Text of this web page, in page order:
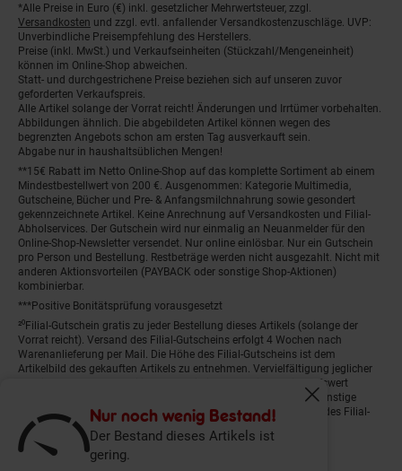
Nur noch wenig Bestand!
Der Bestand dieses Artikels ist
gering.
Fenster
Fußnoten
*Alle Preise in Euro (€) inkl. gesetzlicher Mehrwertsteuer, zzgl.
Versandkosten und zzgl. evtl. anfallender Versandkostenzuschläge. UVP:
Unverbindliche Preisempfehlung des Herstellers.
Preise (inkl. MwSt.) und Verkaufseinheiten (Stückzahl/Mengeneinheit)
können im Online-Shop abweichen.
Statt- und durchgestrichene Preise beziehen sich auf unseren zuvor
geforderten Verkaufspreis.
Alle Artikel solange der Vorrat reicht! Änderungen und Irrtümer vorbehalten.
Abbildungen ähnlich. Die abgebildeten Artikel können wegen des
begrenzten Angebots schon am ersten Tag ausverkauft sein.
Abgabe nur in haushaltsüblichen Mengen!
**15€ Rabatt im Netto Online-Shop auf das komplette Sortiment ab einem
Mindestbestellwert von 200 €. Ausgenommen: Kategorie Multimedia,
Gutscheine, Bücher und Pre- & Anfangsmilchnahrung sowie gesondert
gekennzeichnete Artikel. Keine Anrechnung auf Versandkosten und Filial-
Abholservices. Der Gutschein wird nur einmalig an Neuanmelder für den
Online-Shop-Newsletter versendet. Nur online einlösbar. Nur ein Gutschein
pro Person und Bestellung. Restbeträge werden nicht ausgezahlt. Nicht mit
anderen Aktionsvorteilen (PAYBACK oder sonstige Shop-Aktionen)
kombinierbar.
***Positive Bonitätsprüfung vorausgesetzt
²⁰Filial-Gutschein gratis zu jeder Bestellung dieses Artikels (solange der
Vorrat reicht). Versand des Filial-Gutscheins erfolgt 4 Wochen nach
Warenanlieferung per Mail. Die Höhe des Filial-Gutscheins ist dem
Artikelbild des gekauften Artikels zu entnehmen. Vervielfältigung jeglicher
Art nicht gestattet. Der Filial-Gutschein ist ohne Mindesteinkaufswert
einlösbar. Nicht mit anderen Aktionsvorteilen (PAYBACK oder sonstige
Shop-Aktionen) kombinierbar. Der jeweilige Gültigkeitszeitraum des Filial-
Gutscheins ist darauf vermerkt.